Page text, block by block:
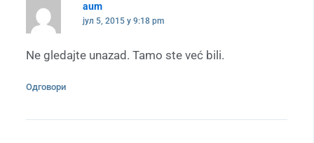
aum
јул 5, 2015 у 9:18 pm
Ne gledajte unazad. Tamo ste već bili.
Одговори